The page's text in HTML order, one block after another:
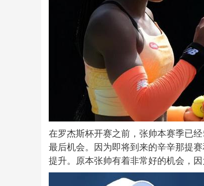
在罗杰斯杯开赛之前，张帅本赛季已
最后机会。因为即将到来的辛辛那提
提升。原本张帅有着非常好的机会，